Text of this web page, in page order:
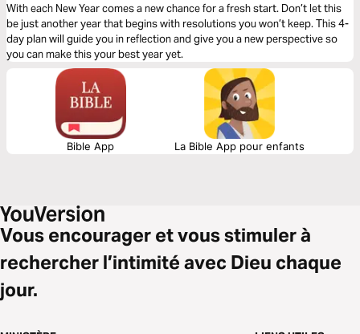
With each New Year comes a new chance for a fresh start. Don’t let this
be just another year that begins with resolutions you won’t keep. This 4-
day plan will guide you in reflection and give you a new perspective so
you can make this your best year yet.
Bible App La Bible App pour enfants
Vous encourager et vous stimuler à
rechercher l’intimité avec Dieu chaque
jour.